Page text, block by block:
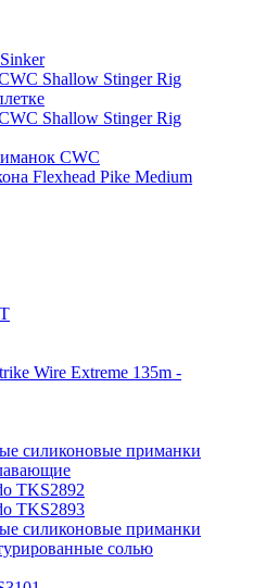
Shallow Stinger Rig
Shallow Stinger Rig
CWC
Flexhead Pike Medium
Wire Extreme 135m -
силиконовые приманки
TKS2892
TKS2893
силиконовые приманки
солью